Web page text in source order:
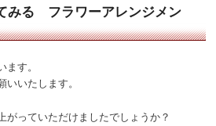
みる フラワーアレンジメン
す。
いたします。
がっていただけましたでしょうか？